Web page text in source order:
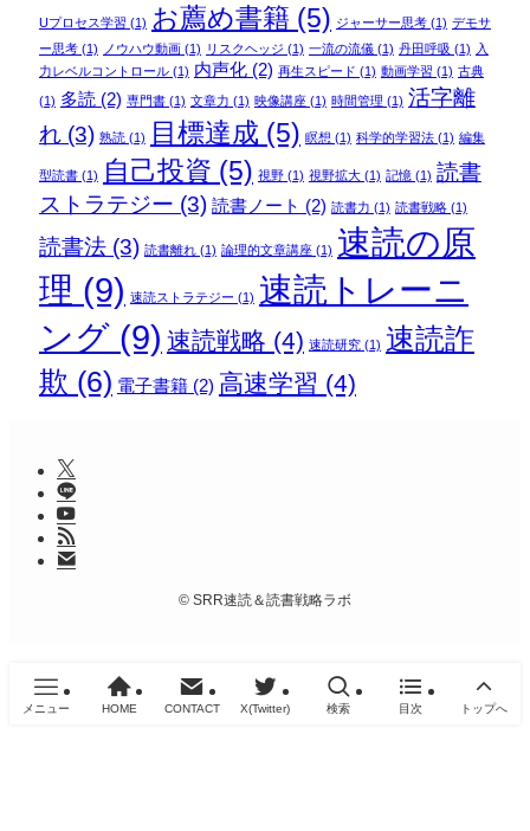
Uプロセス学習 (1) お薦め書籍 (5) ジャーサー思考(1) デモサ
ー思考(1) ノウハウ動画(1) リスクヘッジ (1) 一流の流儀(1) 丹田呼吸 (1) 入
力レベルコントロール(1) 内声化(2) 再生スピード (1) 動画学習 (1) 古典
(1) 多読 (2) 専門書(1) 文章力 (1) 映像講座(1) 時間管理 (1) 活字離
れ(3) 熟読(1) 目標達成 (5) 瞑想 (1) 科学的学習法(1) 編集
型読書(1) 自己投資 (5) 視野(1) 視野拡大(1) 記憶(1) 読書
ストラテジー (3) 読書ノート (2) 読書力 (1) 読書戦略(1)
読書法(3) 読書離れ(1) 論理的文章講座(1) 速読の原
理 (9) 速読ストラテジー (1) 速読トレーニ
ング(9) 速読戦略 (4) 速読研究(1) 速読詐
欺 (6) 電子書籍(2) 高速学習 (4)
© SRR速読＆読書戦略ラボ
メニュー HOME CONTACT X(Twitter) 検索 目次 トップへ